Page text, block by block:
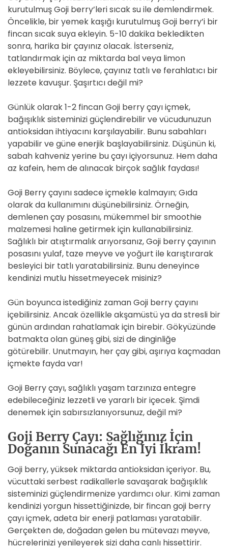
kurutulmuş Goji berry’leri sıcak su ile demlendirmek.
Öncelikle, bir yemek kaşığı kurutulmuş Goji berry’i bir
fincan sıcak suya ekleyin. 5-10 dakika bekledikten
sonra, harika bir çayınız olacak. İsterseniz,
tatlandırmak için az miktarda bal veya limon
ekleyebilirsiniz. Böylece, çayınız tatlı ve ferahlatıcı bir
lezzete kavuşur. Şaşırtıcı değil mi?
Günlük olarak 1-2 fincan Goji berry çayı içmek,
bağışıklık sisteminizi güçlendirebilir ve vücudunuzun
antioksidan ihtiyacını karşılayabilir. Bunu sabahları
yapabilir ve güne enerjik başlayabilirsiniz. Düşünün ki,
sabah kahveniz yerine bu çayı içiyorsunuz. Hem daha
az kafein, hem de alınacak birçok sağlık faydası!
Goji Berry çayını sadece içmekle kalmayın; Gıda
olarak da kullanımını düşünebilirsiniz. Örneğin,
demlenen çay posasını, mükemmel bir smoothie
malzemesi haline getirmek için kullanabilirsiniz.
Sağlıklı bir atıştırmalık arıyorsanız, Goji berry çayının
posasını yulaf, taze meyve ve yoğurt ile karıştırarak
besleyici bir tatlı yaratabilirsiniz. Bunu deneyince
kendinizi mutlu hissetmeyecek misiniz?
Gün boyunca istediğiniz zaman Goji berry çayını
içebilirsiniz. Ancak özellikle akşamüstü ya da stresli bir
günün ardından rahatlamak için birebir. Gökyüzünde
batmakta olan güneş gibi, sizi de dinginliğe
götürebilir. Unutmayın, her çay gibi, aşırıya kaçmadan
içmekte fayda var!
Goji Berry çayı, sağlıklı yaşam tarzınıza entegre
edebileceğiniz lezzetli ve yararlı bir içecek. Şimdi
denemek için sabırsızlanıyorsunuz, değil mi?
Goji Berry Çayı: Sağlığınız İçin
Doğanın Sunacağı En İyi İkram!
Goji berry, yüksek miktarda antioksidan içeriyor. Bu,
vücuttaki serbest radikallerle savaşarak bağışıklık
sisteminizi güçlendirmenize yardımcı olur. Kimi zaman
kendinizi yorgun hissettiğinizde, bir fincan goji berry
çayı içmek, adeta bir enerji patlaması yaratabilir.
Gerçekten de, doğadan gelen bu mütevazı meyve,
hücrelerinizi yenileyerek sizi daha canlı hissettirir.